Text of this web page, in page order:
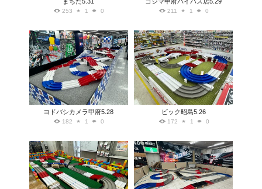
253 1 0 211 1 0
ヨドバシカメラ甲府5.28
182 1 0
ビック昭島5.26
172 1 0